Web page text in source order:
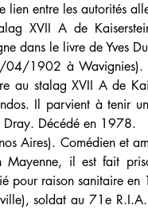
lien entre les autorités
XVII A de
dans le livre de Yves
04/1902 à
au stalag XVII A de
Il parvient à tenir
Dray. Décédé en 1978.
Aires). Comédien et
il est fait
pour raison sanitaire
soldat au 71e R.I.A..